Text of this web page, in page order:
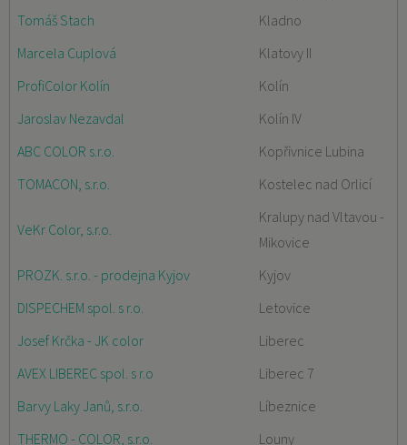
Tomáš Stach
Kladno
Marcela Cuplová
Klatovy II
ProfiColor Kolín
Kolín
Jaroslav Nezavdal
Kolín IV
ABC COLOR s.r.o.
Kopřivnice Lubina
TOMACON, s.r.o.
Kostelec nad Orlicí
VeKr Color, s.r.o.
Kralupy nad Vltavou -
Mikovice
PROZK. s.r.o. - prodejna Kyjov
Kyjov
DISPECHEM spol. s r.o.
Letovice
Josef Krčka - JK color
Liberec
AVEX LIBEREC spol. s r.o
Liberec 7
Barvy Laky Janů, s.r.o.
Líbeznice
THERMO - COLOR, s.r.o.
Louny